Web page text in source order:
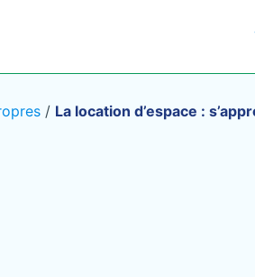
/ La location d’espace :